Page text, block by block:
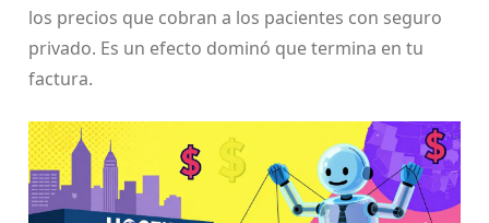
los precios que cobran a los pacientes con seguro
privado. Es un efecto dominó que termina en tu
factura.